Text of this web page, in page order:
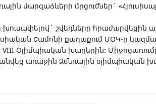
մարզաձևերի մրցումներ`
խուսափելով` շվեդները
Շամոնի քաղաքում ՄՕԿ-ը
VIII Օլիմպիական խաղերին:
առաջին Ձմեռային օլիմպիական